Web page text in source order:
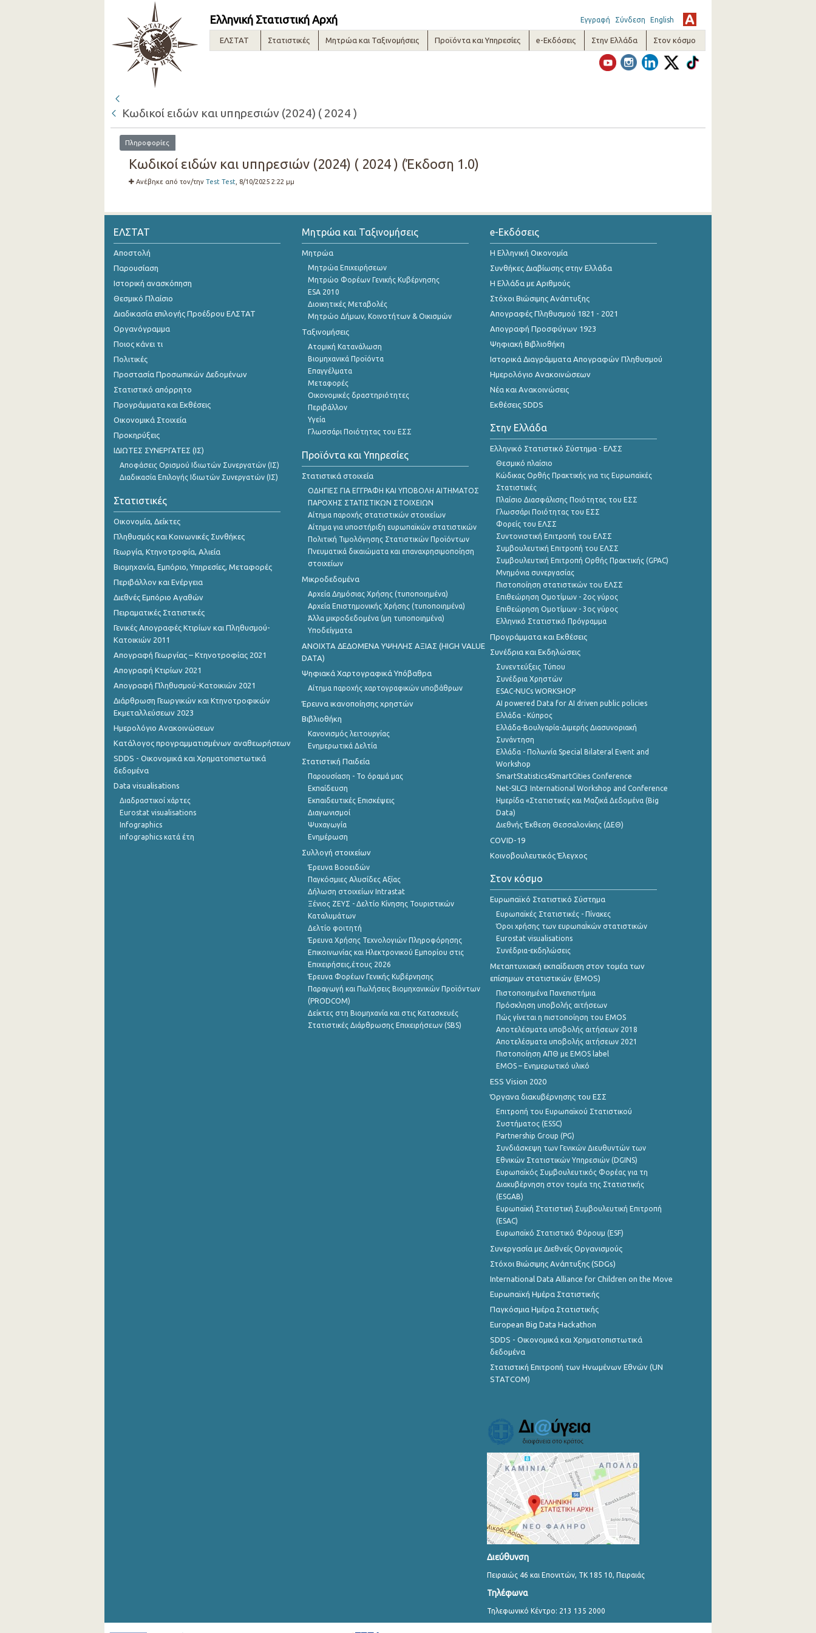
Ελληνική Στατιστική Αρχή Εγγραφή Σύνδεση English
ΕΛΣΤΑΤ Στατιστικές Μητρώα και Ταξινομήσεις Προϊόντα και Υπηρεσίες e-Εκδόσεις Στην Ελλάδα Στον κόσμο
Κωδικοί ειδών και υπηρεσιών (2024) ( 2024 )
Πληροφορίες
Κωδικοί ειδών και υπηρεσιών (2024) ( 2024 ) (Έκδοση 1.0)
Ανέβηκε από τον/την Test Test , 8/10/2025 2:22 μμ
ΕΛΣΤΑΤ
Αποστολή
Παρουσίαση
Ιστορική ανασκόπηση
Θεσμικό Πλαίσιο
Διαδικασία επιλογής Προέδρου ΕΛΣΤΑΤ
Οργανόγραμμα
Ποιος κάνει τι
Πολιτικές
Προστασία Προσωπικών Δεδομένων
Στατιστικό απόρρητο
Προγράμματα και Εκθέσεις
Οικονομικά Στοιχεία
Προκηρύξεις
ΙΔΙΩΤΕΣ ΣΥΝΕΡΓΑΤΕΣ (ΙΣ)
Αποφάσεις Ορισμού Ιδιωτών Συνεργατών (ΙΣ)
Διαδικασία Επιλογής Ιδιωτών Συνεργατών (ΙΣ)
Στατιστικές
Οικονομία, Δείκτες
Πληθυσμός και Κοινωνικές Συνθήκες
Γεωργία, Κτηνοτροφία, Αλιεία
Βιομηχανία, Εμπόριο, Υπηρεσίες, Μεταφορές
Περιβάλλον και Ενέργεια
Διεθνές Εμπόριο Αγαθών
Πειραματικές Στατιστικές
Γενικές Απογραφές Κτιρίων και Πληθυσμού-
Κατοικιών 2011
Απογραφή Γεωργίας – Κτηνοτροφίας 2021
Απογραφή Κτιρίων 2021
Απογραφή Πληθυσμού-Κατοικιών 2021
Διάρθρωση Γεωργικών και Κτηνοτροφικών
Εκμεταλλεύσεων 2023
Ημερολόγιο Ανακοινώσεων
Κατάλογος προγραμματισμένων αναθεωρήσεων
SDDS - Οικονομικά και Χρηματοπιστωτικά
δεδομένα
Data visualisations
Διαδραστικοί χάρτες
Eurostat visualisations
Infographics
infographics κατά έτη
Μητρώα και Ταξινομήσεις
Μητρώα
Μητρώα Επιχειρήσεων
Μητρώο Φορέων Γενικής Κυβέρνησης
ESA 2010
Διοικητικές Μεταβολές
Μητρώο Δήμων, Κοινοτήτων & Οικισμών
Ταξινομήσεις
Ατομική Κατανάλωση
Βιομηχανικά Προϊόντα
Επαγγέλματα
Μεταφορές
Οικονομικές δραστηριότητες
Περιβάλλον
Υγεία
Γλωσσάρι Ποιότητας του ΕΣΣ
Προϊόντα και Υπηρεσίες
Στατιστικά στοιχεία
ΟΔΗΓΙΕΣ ΓΙΑ ΕΓΓΡΑΦΗ ΚΑΙ ΥΠΟΒΟΛΗ ΑΙΤΗΜΑΤΟΣ
ΠΑΡΟΧΗΣ ΣΤΑΤΙΣΤΙΚΩΝ ΣΤΟΙΧΕΙΩΝ
Αίτημα παροχής στατιστικών στοιχείων
Αίτημα για υποστήριξη ευρωπαϊκών στατιστικών
Πολιτική Τιμολόγησης Στατιστικών Προϊόντων
Πνευματικά δικαιώματα και επαναχρησιμοποίηση
στοιχείων
Μικροδεδομένα
Αρχεία Δημόσιας Χρήσης (τυποποιημένα)
Αρχεία Επιστημονικής Χρήσης (τυποποιημένα)
Άλλα μικροδεδομένα (μη τυποποιημένα)
Υποδείγματα
ANOIXTA ΔΕΔΟΜΕΝΑ ΥΨΗΛΗΣ ΑΞΙΑΣ (HIGH VALUE
DATA)
Ψηφιακά Χαρτογραφικά Υπόβαθρα
Αίτημα παροχής χαρτογραφικών υποβάθρων
Έρευνα ικανοποίησης χρηστών
Βιβλιοθήκη
Κανονισμός λειτουργίας
Ενημερωτικά Δελτία
Στατιστική Παιδεία
Παρουσίαση - Το όραμά μας
Εκπαίδευση
Εκπαιδευτικές Επισκέψεις
Διαγωνισμοί
Ψυχαγωγία
Ενημέρωση
Συλλογή στοιχείων
Έρευνα Βοοειδών
Παγκόσμιες Αλυσίδες Αξίας
Δήλωση στοιχείων Intrastat
Ξένιος ΖΕΥΣ - Δελτίο Κίνησης Τουριστικών
Καταλυμάτων
Δελτίο φοιτητή
Έρευνα Χρήσης Τεχνολογιών Πληροφόρησης
Επικοινωνίας και Ηλεκτρονικού Εμπορίου στις
Επιχειρήσεις,έτους 2026
Έρευνα Φορέων Γενικής Κυβέρνησης
Παραγωγή και Πωλήσεις Βιομηχανικών Προϊόντων
(PRODCOM)
Δείκτες στη Βιομηχανία και στις Κατασκευές
Στατιστικές Διάρθρωσης Επιχειρήσεων (SBS)
e-Εκδόσεις
Η Ελληνική Οικονομία
Συνθήκες Διαβίωσης στην Ελλάδα
Η Ελλάδα με Αριθμούς
Στόχοι Βιώσιμης Ανάπτυξης
Απογραφές Πληθυσμού 1821 - 2021
Απογραφή Προσφύγων 1923
Ψηφιακή Βιβλιοθήκη
Ιστορικά Διαγράμματα Απογραφών Πληθυσμού
Ημερολόγιο Ανακοινώσεων
Νέα και Ανακοινώσεις
Εκθέσεις SDDS
Στην Ελλάδα
Ελληνικό Στατιστικό Σύστημα - ΕΛΣΣ
Θεσμικό πλαίσιο
Κώδικας Ορθής Πρακτικής για τις Ευρωπαϊκές
Στατιστικές
Πλαίσιο Διασφάλισης Ποιότητας του ΕΣΣ
Γλωσσάρι Ποιότητας του ΕΣΣ
Φορείς του ΕΛΣΣ
Συντονιστική Επιτροπή του ΕΛΣΣ
Συμβουλευτική Επιτροπή του ΕΛΣΣ
Συμβουλευτική Επιτροπή Ορθής Πρακτικής (GPAC)
Μνημόνια συνεργασίας
Πιστοποίηση στατιστικών του ΕΛΣΣ
Επιθεώρηση Ομοτίμων - 2ος γύρος
Επιθεώρηση Ομοτίμων - 3ος γύρος
Ελληνικό Στατιστικό Πρόγραμμα
Προγράμματα και Εκθέσεις
Συνέδρια και Εκδηλώσεις
Συνεντεύξεις Τύπου
Συνέδρια Χρηστών
ESAC-NUCs WORKSHOP
AI powered Data for AI driven public policies
Ελλάδα - Κύπρος
Ελλάδα-Βουλγαρία-Διμερής Διασυνοριακή
Συνάντηση
Ελλάδα - Πολωνία Special Bilateral Event and
Workshop
SmartStatistics4SmartCities Conference
Net-SILC3 International Workshop and Conference
Ημερίδα «Στατιστικές και Μαζικά Δεδομένα (Big
Data)
Διεθνής Έκθεση Θεσσαλονίκης (ΔΕΘ)
COVID-19
Κοινοβουλευτικός Έλεγχος
Στον κόσμο
Ευρωπαϊκό Στατιστικό Σύστημα
Ευρωπαϊκές Στατιστικές - Πίνακες
Όροι χρήσης των ευρωπαΪκών στατιστικών
Eurostat visualisations
Συνέδρια-εκδηλώσεις
Μεταπτυχιακή εκπαίδευση στον τομέα των
επίσημων στατιστικών (EMOS)
Πιστοποιημένα Πανεπιστήμια
Πρόσκληση υποβολής αιτήσεων
Πώς γίνεται η πιστοποίηση του EMOS
Αποτελέσματα υποβολής αιτήσεων 2018
Αποτελέσματα υποβολής αιτήσεων 2021
Πιστοποίηση ΑΠΘ με EMOS label
EMOS – Ενημερωτικό υλικό
ESS Vision 2020
Όργανα διακυβέρνησης του ΕΣΣ
Επιτροπή του Ευρωπαϊκού Στατιστικού
Συστήματος (ESSC)
Partnership Group (PG)
Συνδιάσκεψη των Γενικών Διευθυντών των
Εθνικών Στατιστικών Υπηρεσιών (DGINS)
Ευρωπαϊκός Συμβουλευτικός Φορέας για τη
Διακυβέρνηση στον τομέα της Στατιστικής
(ESGAB)
Ευρωπαϊκή Στατιστική Συμβουλευτική Επιτροπή
(ESAC)
Ευρωπαϊκό Στατιστικό Φόρουμ (ESF)
Συνεργασία με Διεθνείς Οργανισμούς
Στόχοι Βιώσιμης Ανάπτυξης (SDGs)
International Data Alliance for Children on the Move
Ευρωπαϊκή Ημέρα Στατιστικής
Παγκόσμια Ημέρα Στατιστικής
European Big Data Hackathon
SDDS - Οικονομικά και Χρηματοπιστωτικά
δεδομένα
Στατιστική Επιτροπή των Ηνωμένων Εθνών (UN
STATCOM)
Διεύθυνση
Πειραιώς 46 και Επονιτών, ΤΚ 185 10, Πειραιάς
Τηλέφωνα
Τηλεφωνικό Κέντρο: 213 135 2000